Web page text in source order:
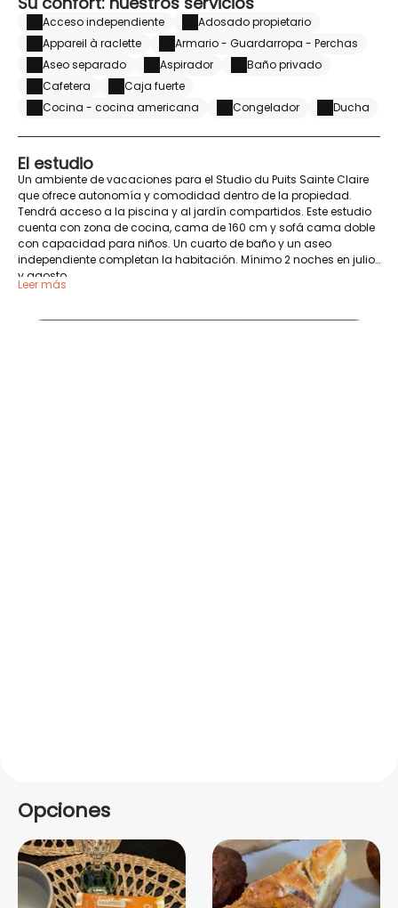
Acceso independiente
Adosado propietario
Appareil à raclette
Armario - Guardarropa - Perchas
Aseo separado
Aspirador
Baño privado
Cafetera
Caja fuerte
Cocina - cocina americana
Congelador Ducha
El estudio
Un ambiente de vacaciones para el Studio du Puits Sainte Claire
que ofrece autonomía y comodidad dentro de la propiedad.
Tendrá acceso a la piscina y al jardín compartidos. Este estudio
cuenta con zona de cocina, cama de 160 cm y sofá cama doble
con capacidad para niños. Un cuarto de baño y un aseo
independiente completan la habitación. Mínimo 2 noches en julio
y agosto.
Leer más
Opciones